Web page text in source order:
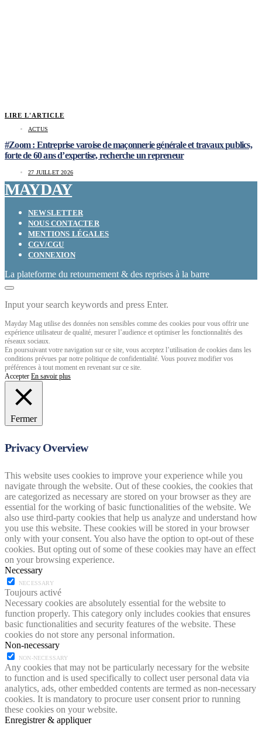
LIRE L'ARTICLE
ACTUS
#Zoom : Entreprise varoise de maçonnerie générale et travaux publics,
forte de 60 ans d’expertise, recherche un repreneur
27 JUILLET 2026
MAYDAY
NEWSLETTER
NOUS CONTACTER
MENTIONS LÉGALES
CGV/CGU
CONNEXION
La plateforme du retournement & des reprises à la barre
Input your search keywords and press Enter.
Mayday Mag utilise des données non sensibles comme des cookies pour vous offrir une
expérience utilisateur de qualité, mesurer l’audience et optimiser les fonctionnalités des
réseaux sociaux.
En poursuivant votre navigation sur ce site, vous acceptez l’utilisation de cookies dans les
conditions prévues par notre politique de confidentialité. Vous pouvez modifier vos
préférences à tout moment en revenant sur ce site.
Accepter En savoir plus
Fermer
Privacy Overview
This website uses cookies to improve your experience while you
navigate through the website. Out of these cookies, the cookies that
are categorized as necessary are stored on your browser as they are
essential for the working of basic functionalities of the website. We
also use third-party cookies that help us analyze and understand how
you use this website. These cookies will be stored in your browser
only with your consent. You also have the option to opt-out of these
cookies. But opting out of some of these cookies may have an effect
on your browsing experience.
Necessary
NECESSARY
Toujours activé
Necessary cookies are absolutely essential for the website to
function properly. This category only includes cookies that ensures
basic functionalities and security features of the website. These
cookies do not store any personal information.
Non-necessary
NON-NECESSARY
Any cookies that may not be particularly necessary for the website
to function and is used specifically to collect user personal data via
analytics, ads, other embedded contents are termed as non-necessary
cookies. It is mandatory to procure user consent prior to running
these cookies on your website.
Enregistrer & appliquer